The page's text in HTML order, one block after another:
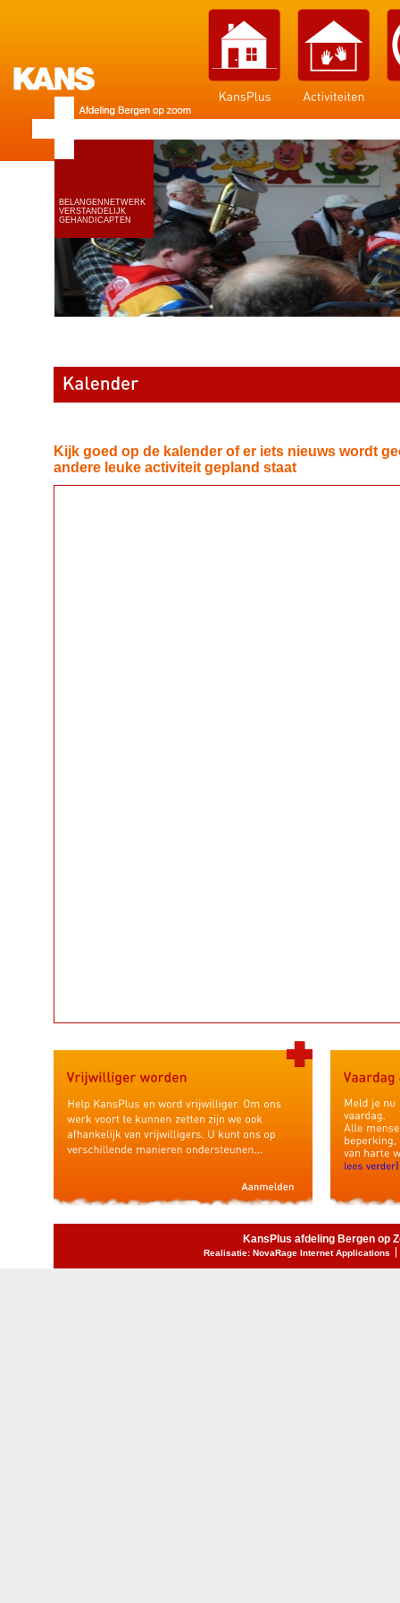
BELANGENNETWERK
VERSTANDELIJK
GEHANDICAPTEN
Kijk goed op de kalender of er iets nieuws wordt
andere leuke activiteit gepland staat
KansPlus afdeling Bergen op
Realisatie: NovaRage Internet Applications